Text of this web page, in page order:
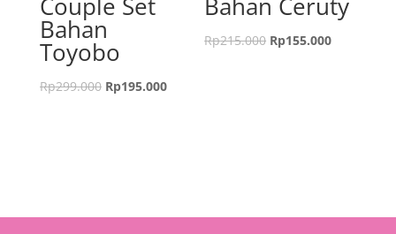
Bahan
Toyobo
Rp299.000 Rp195.000
Rp215.000 Rp155.000